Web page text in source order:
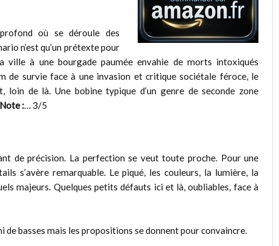
où se déroule des
n’est qu’un prétexte pour
ville à une bourgade paumée envahie de morts intoxiqués
de survie face à une invasion et critique sociétale féroce, le
loin de là. Une bobine typique d’un genre de seconde zone
Note :… 3/5
de précision. La perfection se veut toute proche. Pour une
s’avère remarquable. Le piqué, les couleurs, la lumière, la
majeurs. Quelques petits défauts ici et là, oubliables, face à
basses mais les propositions se donnent pour convaincre.